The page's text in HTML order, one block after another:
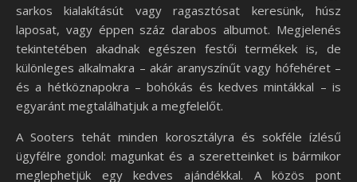
sarkos kialakításút vagy ragasztósat keresünk, húsz
laposat, vagy éppen száz darabos albumot. Megjelenés
tekintetében akadnak egészen festői termékek is, de
különleges alkalmakra – akár aranyszínűt vagy hófehéret –
és a hétköznapokra – bohókás és kedves mintákkal – is
egyaránt megtalálhatjuk a megfelelőt.
A Sooters tehát minden korosztályra és sokféle ízlésű
ügyfélre gondol: magunkat és a szeretteinket is bármikor
meglephetjük egy kedves ajándékkal. A közös pont